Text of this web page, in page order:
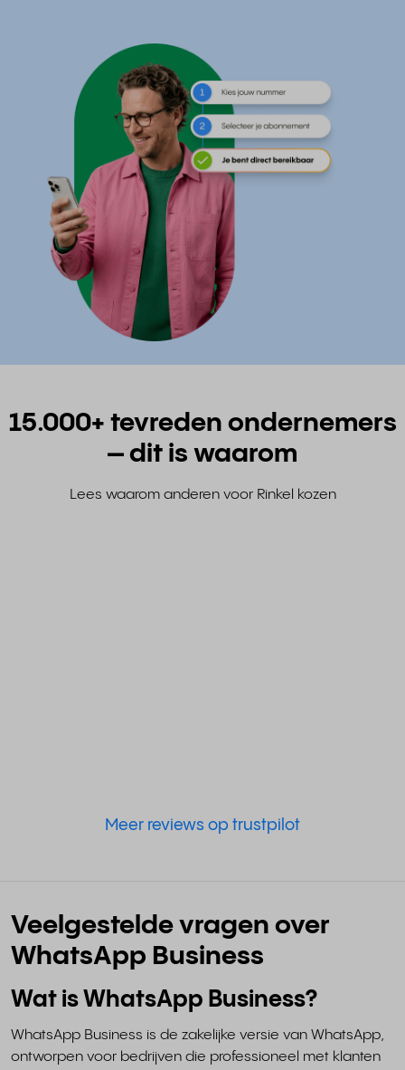
15.000+ tevreden ondernemers
– dit is waarom
Lees waarom anderen voor Rinkel kozen
Meer reviews op trustpilot
Veelgestelde vragen over
WhatsApp Business
Wat is WhatsApp Business?
WhatsApp Business is de zakelijke versie van WhatsApp,
ontworpen voor bedrijven die professioneel met klanten